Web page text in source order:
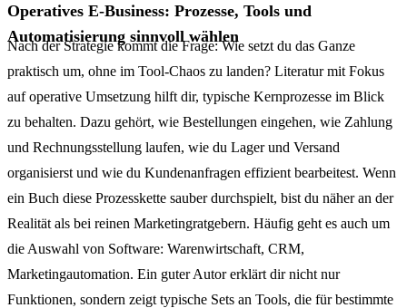
Operatives E-Business: Prozesse, Tools und
Automatisierung sinnvoll wählen
Nach der Strategie kommt die Frage: Wie setzt du das Ganze
praktisch um, ohne im Tool-Chaos zu landen? Literatur mit Fokus
auf operative Umsetzung hilft dir, typische Kernprozesse im Blick
zu behalten. Dazu gehört, wie Bestellungen eingehen, wie Zahlung
und Rechnungsstellung laufen, wie du Lager und Versand
organisierst und wie du Kundenanfragen effizient bearbeitest. Wenn
ein Buch diese Prozesskette sauber durchspielt, bist du näher an der
Realität als bei reinen Marketingratgebern. Häufig geht es auch um
die Auswahl von Software: Warenwirtschaft, CRM,
Marketingautomation. Ein guter Autor erklärt dir nicht nur
Funktionen, sondern zeigt typische Sets an Tools, die für bestimmte